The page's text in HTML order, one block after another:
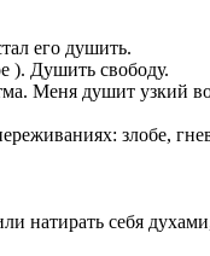
его душить.
). Душить свободу.
Меня душит узкий
злобе,
натирать себя